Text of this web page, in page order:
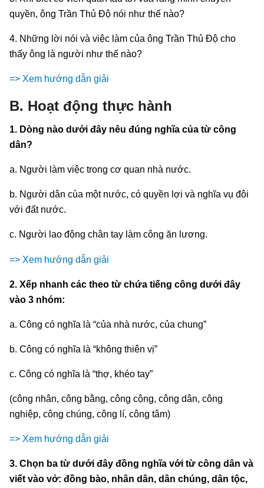
quyền, ông Trần Thủ Độ nói như thế nào?
4. Những lời nói và việc làm của ông Trần Thủ Độ cho
thấy ông là người như thế nào?
=> Xem hướng dẫn giải
B. Hoạt động thực hành
1. Dòng nào dưới đây nêu đúng nghĩa của từ công
dân?
a. Người làm việc trong cơ quan nhà nước.
b. Người dân cùa một nước, có quyền lợi và nghĩa vụ đôi
với đất nước.
c. Người lao động chân tay làm công ăn lương.
=> Xem hướng dẫn giải
2. Xếp nhanh các theo từ chứa tiếng công dưới đây
vào 3 nhóm:
a. Công có nghĩa là “của nhà nước, của chung”
b. Công có nghĩa là “không thiên vị”
c. Công có nghĩa là “thợ, khéo tay”
(công nhân, công bằng, công cộng, công dân, công
nghiệp, công chúng, công lí, công tâm)
=> Xem hướng dẫn giải
3. Chọn ba từ dưới đây đồng nghĩa với từ công dân và
viết vào vở: đồng bào, nhân dân, dân chúng, dân tộc,